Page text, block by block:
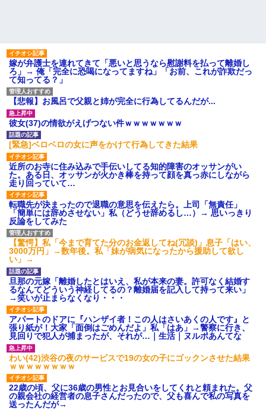
嫁が弁護士を連れてきて「悪いと思うなら慰謝料を払って離婚し
ろ」→ 俺「完全に恐喝になってますね」「お前、これが詐欺だっ
て知ってる？」
【悲報】お風呂で父親と姉が完全に行為してるんだが...
彼女(37)の情欲がえげつない件ｗｗｗｗｗｗｗ
[緊急]ベロベロの女に声をかけて行為してきた結果
近所のお寺に住み込みで手伝いしてる知的障害のオッサンがい
た。ある日、オッサンが火かき棒を持って顔を真っ赤にしながら
走り回っていて…
転職先が決まったので退職の意思を伝えたら。上司「無責任」
「簡単には辞めさせない」私（どうせ辞めるし…）→ 思いっきり
反論をしてみた
【驚愕】私「今まで育てた分のお金返してね(冗談)」息子「はい、
3000万円」→数年後。私「妹が病気になったから援助して欲し
い」→
旦那の元嫁「離婚したとはいえ、私が本来の妻。許可なく結婚す
るなんてどういう神経してるの？離婚届を記入して持って来い」
→笑いが止まらなくなり・・・
アパートのドアに『ハンザイ者！この人はさいあくの人です』と
張り紙が！大家「面倒はごめんだよ」私「はあ」→警察に行き、
見回りで犯人が捕まったが、それが…｜生活｜ヌルポあんてな
わい(42)渋谷の夜のサービスで19の女の子にゴックンさせた結果
ｗｗｗｗｗｗｗｗ
22歳の頃、父に36歳の男性とお見合いをしてくれと頼まれた。父
の親会社の経営者の息子さんだったので、父も喜んで私の写真を
送ったんだが→